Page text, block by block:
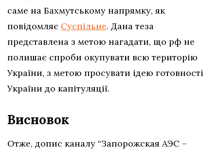
саме на Бахмутському напрямку, як
повідомляє Суспільне. Дана теза
представлена з метою нагадати, що рф не
полишає спроби окупувати всю територію
України, з метою просувати ідею готовності
України до капітуляції.
Висновок
Отже, допис каналу “Запорожская АЭС –